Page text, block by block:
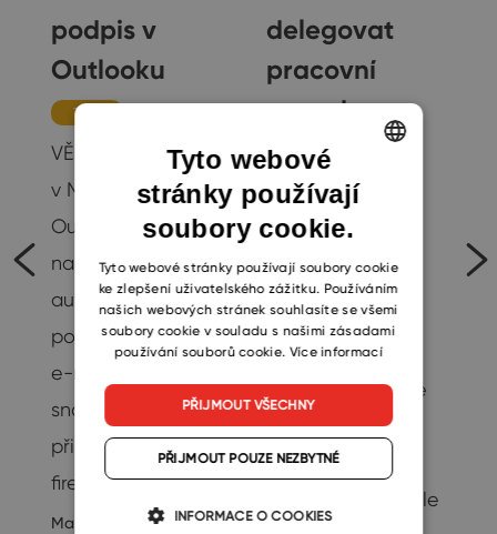
podpis v
Outlooku
Tipy
VĚDĚLI JSTE,... že si
v Microsoft
Outlooku můžete
nastavit
automatický
podpis pro odchozí
e-maily? Podpis
snadno
přizpůsobíte vaší
firemní identitě,…
Martin Štefko 8/8/2022
delegovat
pracovní
agendu na
nového
kolegu
pomocí CRM
systému
Produktivita
Příchod nového
kolegy do firmy je
vždy příslibem
lepších výsledků.
Díky čerstvé posile
ENGLISH
CZECH
SLOVAK
Tyto webové
stránky používají
soubory cookie.
Tyto webové stránky používají soubory cookie
ke zlepšení uživatelského zážitku. Používáním
našich webových stránek souhlasíte se všemi
soubory cookie v souladu s našimi zásadami
používání souborů cookie. Více informací
PŘIJMOUT VŠECHNY
PŘIJMOUT POUZE NEZBYTNÉ
INFORMACE O COOKIES